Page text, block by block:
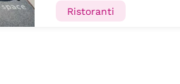
Ristoranti